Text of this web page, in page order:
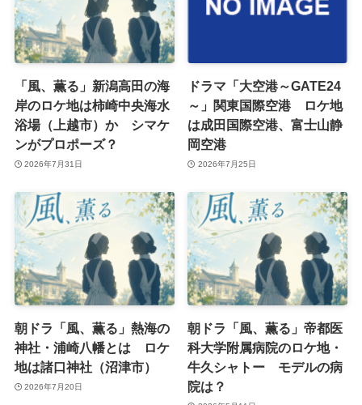
「風、薫る」新潟高田の海
岸のロケ地は柿崎中央海水
浴場（上越市）か シマケ
ンがプロポーズ？
2026年7月31日
ドラマ「大空港～GATE24
～」関東国際空港 ロケ地
は成田国際空港、富士山静
岡空港
2026年7月25日
朝ドラ「風、薫る」熱海の
神社・浦崎八幡とは ロケ
地は諸口神社（沼津市）
2026年7月20日
朝ドラ「風、薫る」帝都医
科大学附属病院のロケ地・
牛久シャトー モデルの病
院は？